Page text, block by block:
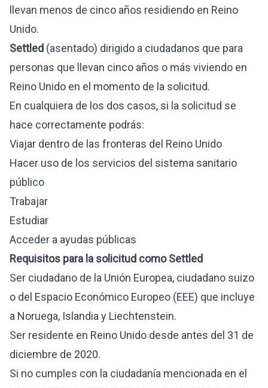
llevan menos de cinco años residiendo en Reino
Unido.
Settled (asentado) dirigido a ciudadanos que para
personas que llevan cinco años o más viviendo en
Reino Unido en el momento de la solicitud.
En cualquiera de los dos casos, si la solicitud se
hace correctamente podrás:
Viajar dentro de las fronteras del Reino Unido
Hacer uso de los servicios del sistema sanitario
público
Trabajar
Estudiar
Acceder a ayudas públicas
Requisitos para la solicitud comoSettled
Ser ciudadano de la Unión Europea, ciudadano suizo
o del Espacio Económico Europeo (EEE) que incluye
a Noruega, Islandia y Liechtenstein.
Ser residente en Reino Unido desde antes del 31 de
diciembre de 2020.
Si no cumples con la ciudadanía mencionada en el